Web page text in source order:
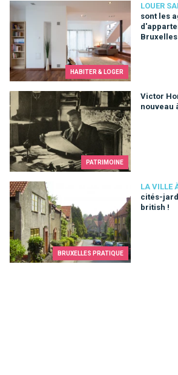
HABITER & LOGER
LOUER
sont les
Bruxelles
Quelles sont les agences
PATRIMOINE
Victor
nouveau
Victor Horta, père de l’Art nouveau à
BRUXELLES PRATIQUE
LA VILLE
cités-
british !
Les cités-jardins à Bruxelles : sooo